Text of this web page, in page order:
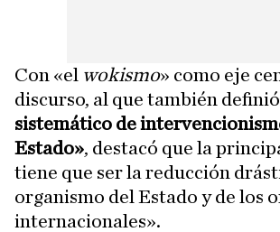
Con «el wokismo» como eje
discurso, al que también
sistemático de
Estado», destacó que la
tiene que ser la reducción
organismo del Estado y de los
internacionales».